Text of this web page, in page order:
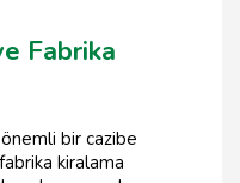
Fabrika
önemli bir cazibe
kiralama